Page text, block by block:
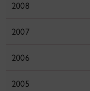
2008
2007
2006
2005